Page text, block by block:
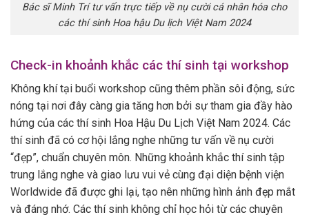
Bác sĩ Minh Trí tư vấn trực tiếp về nụ cười cá nhân hóa cho
các thí sinh Hoa hậu Du lịch Việt Nam 2024
Check-in khoảnh khắc các thí sinh tại workshop
Không khí tại buổi workshop cũng thêm phần sôi động, sức
nóng tại nơi đây càng gia tăng hơn bởi sự tham gia đầy hào
hứng của các thí sinh Hoa Hậu Du Lịch Việt Nam 2024. Các
thí sinh đã có cơ hội lắng nghe những tư vấn về nụ cười
“đẹp”, chuẩn chuyên môn. Những khoảnh khắc thí sinh tập
trung lắng nghe và giao lưu vui vẻ cùng đại diện bệnh viện
Worldwide đã được ghi lại, tạo nên những hình ảnh đẹp mắt
và đáng nhớ. Các thí sinh không chỉ học hỏi từ các chuyên